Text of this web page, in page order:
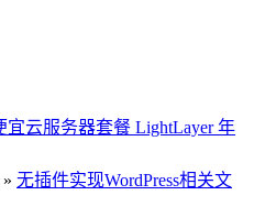
宜云服务器套餐 LightLayer 年
» 无插件实现WordPress相关文